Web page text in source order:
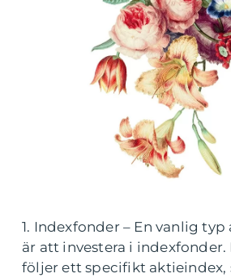
1. Indexfonder – En vanlig
är att investera i indexfonder.
följer ett specifikt aktieindex,